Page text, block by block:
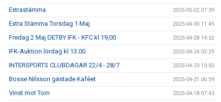
Extrastämma 2025-05-02 07:39
Extra Stämma Torsdag 1 Maj 2025-04-30 11:45
Fredag 2 Maj DETBY IFK - KFC kl 19,00 2025-04-28 14:32
IFK-Auktion lördag kl 13.00 2025-04-24 02:29
INTERSPORTS CLUBDAGAR 22/4 - 28/7 2025-04-23 13:50
Bosse Nilsson gästade Kaféet 2025-04-21 06:59
Vinst mot Torn 2025-04-18 07:43